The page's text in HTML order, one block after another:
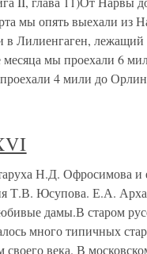
мы опять выехали из
в Лилиенгаген, лежащий
мы проехали 6
4 мили до
Н.Д. Офросимова и
Т.В. Юсупова. Е.А.
дамы.В старом
много типичных
века. В